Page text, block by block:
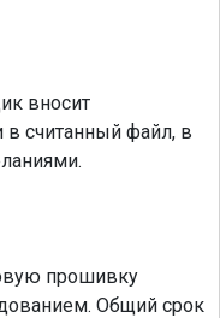
вносит
считанный файл, в
прошивку
Общий срок